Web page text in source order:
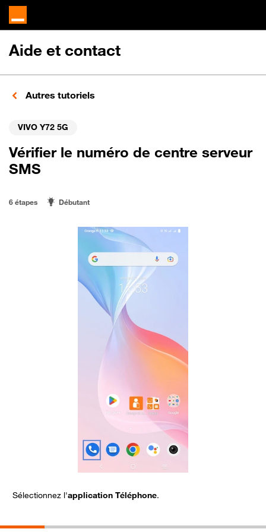
Aide et contact
Autres tutoriels
VIVO Y72 5G
Vérifier le numéro de centre serveur
SMS
6 étapes Débutant
Sélectionnez l'application Téléphone.